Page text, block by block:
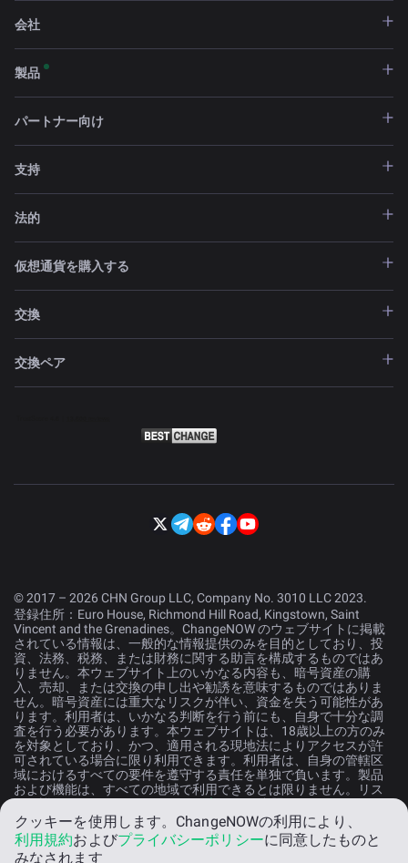
会社
製品
パートナー向け
支持
法的
仮想通貨を購入する
交換
交換ペア
© 2017 – 2026 CHN Group LLC, Company No. 3010 LLC 2023.
登録住所：Euro House, Richmond Hill Road, Kingstown, Saint
Vincent and the Grenadines。ChangeNOW のウェブサイトに掲載
されている情報は、一般的な情報提供のみを目的としており、投
資、法務、税務、または財務に関する助言を構成するものではあ
りません。本ウェブサイト上のいかなる内容も、暗号資産の購
入、売却、または交換の申し出や勧誘を意味するものではありま
せん。暗号資産には重大なリスクが伴い、資金を失う可能性があ
ります。利用者は、いかなる判断を行う前にも、自身で十分な調
査を行う必要があります。本ウェブサイトは、18歳以上の方のみ
を対象としており、かつ、適用される現地法によりアクセスが許
可されている場合に限り利用できます。利用者は、自身の管轄区
域におけるすべての要件を遵守する責任を単独で負います。製品
および機能は、すべての地域で利用できるとは限りません。リス
日本語
クッキーを使用します。 ChangeNOWの利用により、
利用規約およびプライバシーポリシーに同意したものと
みなされます